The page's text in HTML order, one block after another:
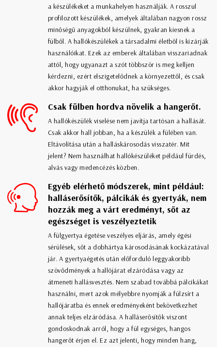
a készülékeket a munkahelyen használják. A rosszul
profilozott készülékek, amelyek általában nagyon rossz
minőségű anyagokból készülnek, gyakran kiesnek a
fülből. A hallókészülékek a társadalmi életből is kizárják
használóikat. Ezek az emberek általában visszariadnak
attól, hogy ugyanazt a szót többször is meg kelljen
kérdezni, ezért elszigetelődnek a környezettől, és csak
akkor hagyják el otthonukat, ha szükséges.
Csak fülben hordva növelik a hangerőt.
A hallókészülék viselése nem javítja tartósan a hallását.
Csak akkor hall jobban, ha a készülék a fülében van.
Eltávolítása után a halláskárosodás visszatér. Mit
jelent? Nem használhat hallókészüléket például fürdés,
alvás vagy medencézés közben.
Egyéb elérhető módszerek, mint például:
halláserősítők, pálcikák és gyertyák, nem
hozzák meg a várt eredményt, sőt az
egészséget is veszélyeztetik
A fülgyertya égetése veszélyes eljárás, amely égési
sérülések, sőt a dobhártya károsodásának kockázatával
jár. A gyertyaégetés után előforduló leggyakoribb
szövődmények a hallójárat elzáródása vagy az
átmeneti hallásvesztés. Nem szabad továbbá pálcikákat
használni, mert azok mélyebbre nyomják a fülzsírt a
hallójáratba és ennek eredményeként bekövetkezhet
annak teljes elzáródása. A halláserősítők viszont
gondoskodnak arról, hogy a fül egységes, hangos
hangerőt érjen el. Ez azt jelenti, hogy minden hang,